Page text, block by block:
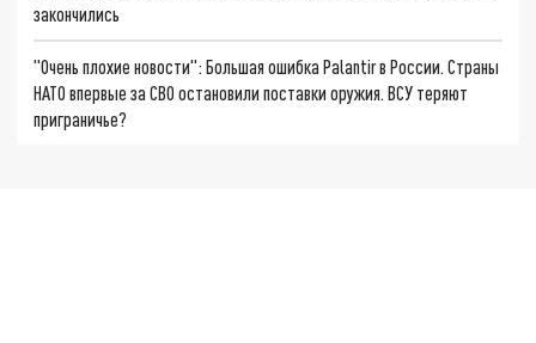
закончились
"Очень плохие новости": Большая ошибка Palantir в России. Страны
НАТО впервые за СВО остановили поставки оружия. ВСУ теряют
приграничье?